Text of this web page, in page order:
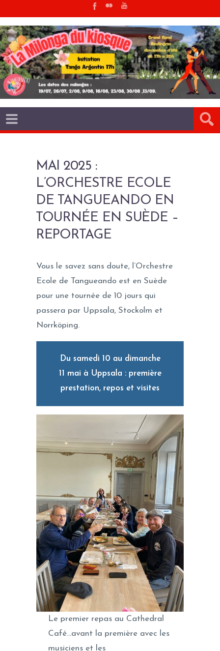
MAI 2025 :
L’ORCHESTRE ECOLE
DE TANGUEANDO EN
TOURNÉE EN SUÈDE –
REPORTAGE
Vous le savez sans doute, l’Orchestre
Ecole de Tangueando est en Suède
pour une tournée de 10 jours qui
passera par Uppsala, Stockolm et
Norrköping.
Du samedi 10 au dimanche
11 mai à Uppsala : première
prestation, repos et visites
Le premier repas au Cathedral
Café…avant la première avec les
musiciens et les